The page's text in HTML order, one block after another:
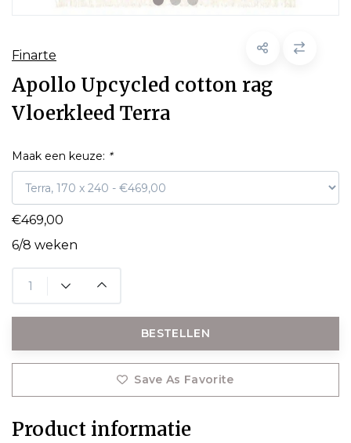
Finarte
Apollo Upcycled cotton rag
Vloerkleed Terra
Maak een keuze: *
€469,00
6/8 weken
BESTELLEN
Save As Favorite
Product informatie